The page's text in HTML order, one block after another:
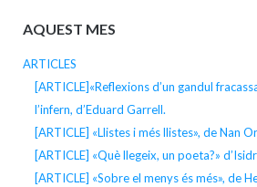
AQUEST MES
ARTICLES
[ARTICLE]«Reflexions d’un gandul
l’infern, d’Eduard Garrell.
[ARTICLE] «Llistes i més llistes», de Nan
[ARTICLE] «Què llegeix, un poeta?»
[ARTICLE] «Sobre el menys és més», de